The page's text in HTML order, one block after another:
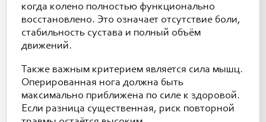
когда колено полностью функционально
восстановлено. Это означает отсутствие боли,
стабильность сустава и полный объём
движений.
Также важным критерием является сила мышц.
Оперированная нога должна быть
максимально приближена по силе к здоровой.
Если разница существенная, риск повторной